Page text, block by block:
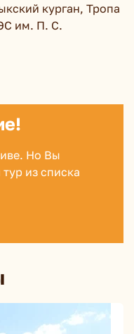
курган, Тропа
им. П. С.
Но Вы
из списка